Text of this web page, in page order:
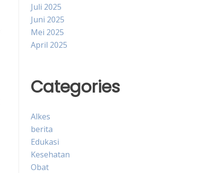
Juli 2025
Juni 2025
Mei 2025
April 2025
Categories
Alkes
berita
Edukasi
Kesehatan
Obat